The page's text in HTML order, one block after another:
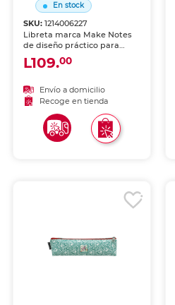
En stock
SKU:1214006227
Libreta marca Make Notes
de diseño práctico para
llevar tus ideas a todas
partes. Hojas de calidad
planificar.
L109.00
Envío a domicilio
Recoge en tienda